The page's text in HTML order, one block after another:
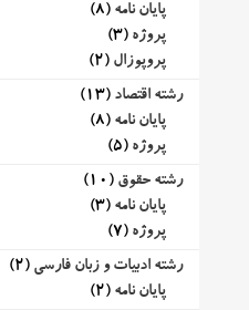
پایان نامه (8)
پروژه (3)
پروپوزال (2)
رشته اقتصاد (13)
پایان نامه (8)
پروژه (5)
رشته حقوق (10)
پایان نامه (3)
پروژه (7)
رشته ادبیات و زبان فارسی (2)
پایان نامه (2)